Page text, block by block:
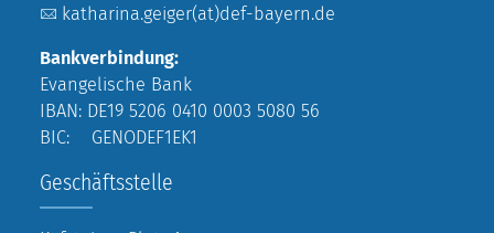
katharina.geiger(at)def-bayern.de
Bankverbindung:
Evangelische Bank
IBAN: DE19 5206 0410 0003 5080 56
BIC: GENODEF1EK1
Geschäftsstelle